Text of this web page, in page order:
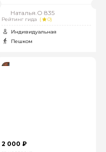
Наталья.О 835
Рейтинг гида (
0)
Индивидуальная
Пешком
2 000 ₽